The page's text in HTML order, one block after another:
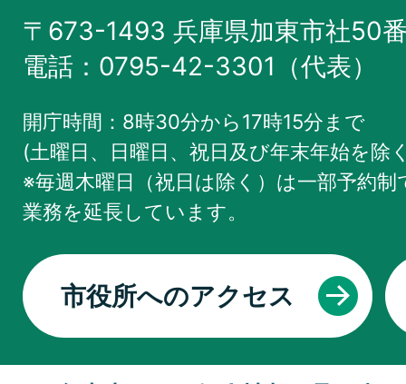
〒673-1493 兵庫県加東市社50
電話：0795-42-3301（代表）
開庁時間：8時30分から17時15分まで
(土曜日、日曜日、祝日及び年末年始を除
※毎週木曜日（祝日は除く）は一部予約
業務を延長しています。
市役所へのアクセス